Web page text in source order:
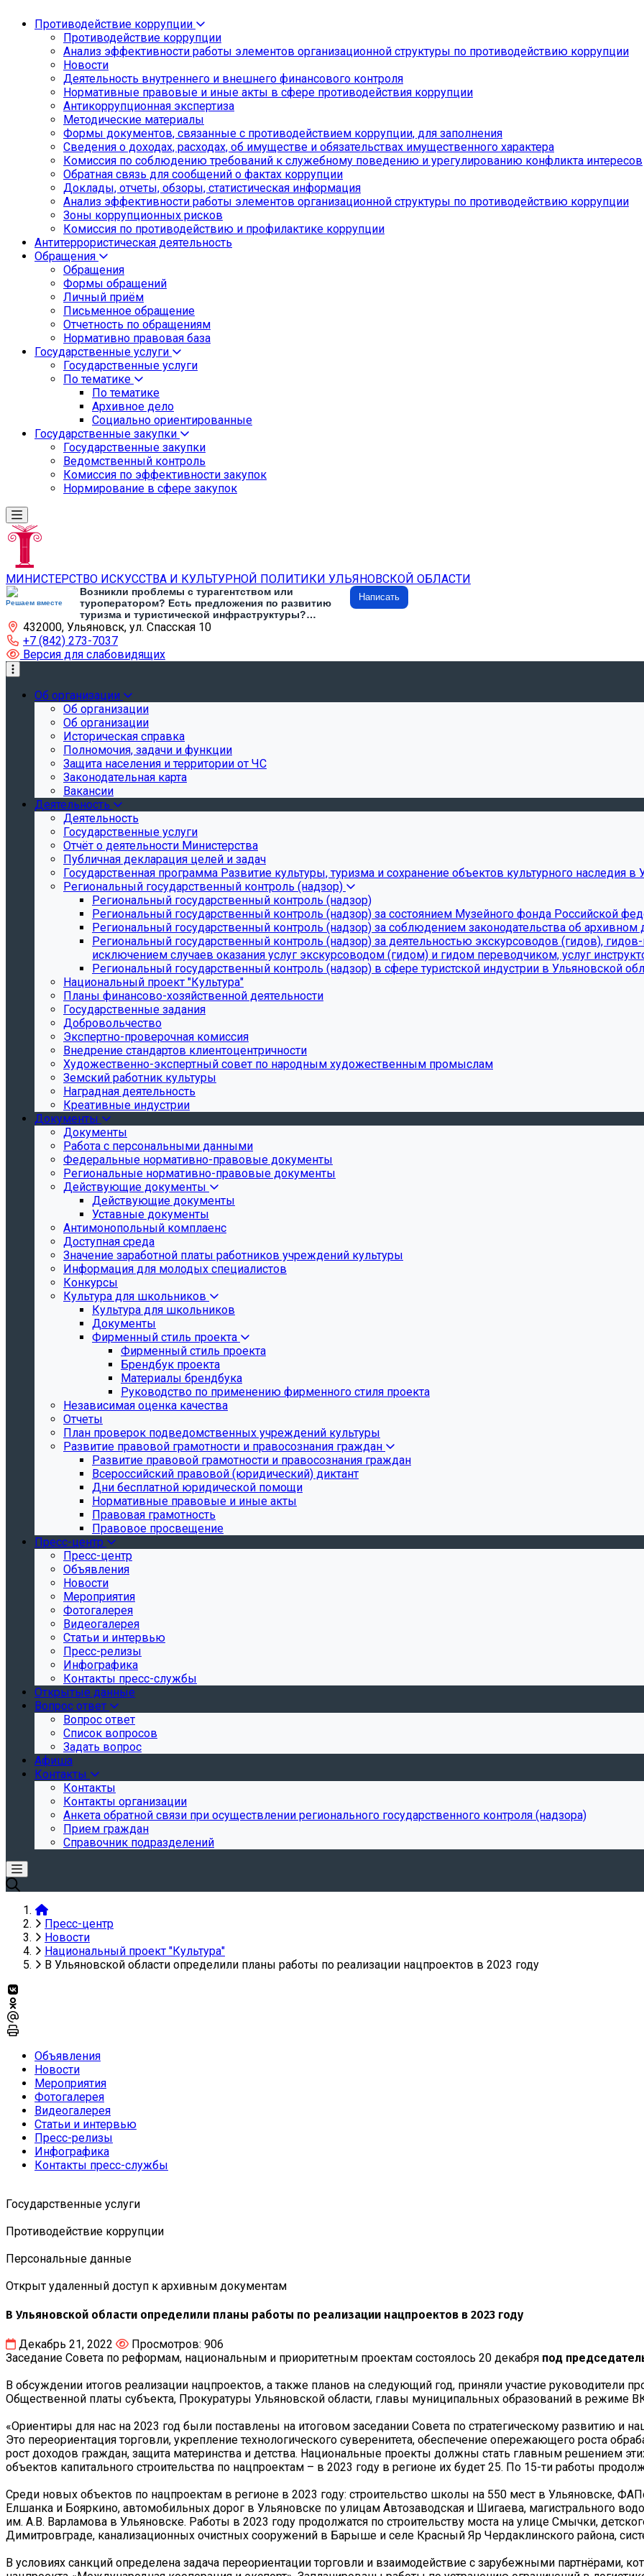
Противодействие коррупции
Противодействие коррупции
Анализ эффективности работы элементов организационной структуры по противодействию коррупции
Новости
Деятельность внутреннего и внешнего финансового контроля
Нормативные правовые и иные акты в сфере противодействия коррупции
Антикоррупционная экспертиза
Методические материалы
Формы документов, связанные с противодействием коррупции, для заполнения
Сведения о доходах, расходах, об имуществе и обязательствах имущественного характера
Комиссия по соблюдению требований к служебному поведению и урегулированию конфликта интересов
Обратная связь для сообщений о фактах коррупции
Доклады, отчеты, обзоры, статистическая информация
Анализ эффективности работы элементов организационной структуры по противодействию коррупции
Зоны коррупционных рисков
Комиссия по противодействию и профилактике коррупции
Антитеррористическая деятельность
Обращения
Обращения
Формы обращений
Личный приём
Письменное обращение
Отчетность по обращениям
Нормативно правовая база
Государственные услуги
Государственные услуги
По тематике
По тематике
Архивное дело
Социально ориентированные
Государственные закупки
Государственные закупки
Ведомственный контроль
Комиссия по эффективности закупок
Нормирование в сфере закупок
МИНИСТЕРСТВО ИСКУССТВА И КУЛЬТУРНОЙ ПОЛИТИКИ УЛЬЯНОВСКОЙ ОБЛАСТИ
Решаем вместе
Возникли проблемы с турагентством или
туроператором? Есть предложения по развитию
туризма и туристической инфраструктуры?
Напишите об этом
Написать
432000, Ульяновск, ул. Спасская 10
+7 (842) 273-7037
Версия для слабовидящих
Об организации
Об организации
Об организации
Историческая справка
Полномочия, задачи и функции
Защита населения и территории от ЧС
Законодательная карта
Вакансии
Деятельность
Деятельность
Государственные услуги
Отчёт о деятельности Министерства
Публичная декларация целей и задач
Государственная программа Развитие культуры, туризма и сохранение объектов культурного наследия в
Региональный государственный контроль (надзор)
Региональный государственный контроль (надзор)
Региональный государственный контроль (надзор) за состоянием Музейного фонда Российской
Региональный государственный контроль (надзор) за соблюдением законодательства об архивном
Региональный государственный контроль (надзор) за деятельностью экскурсоводов (гидов),
исключением случаев оказания услуг экскурсоводом (гидом) и гидом переводчиком, услуг
Региональный государственный контроль (надзор) в сфере туристской индустрии в Ульяновской
Национальный проект "Культура"
Планы финансово-хозяйственной деятельности
Государственные задания
Добровольчество
Экспертно-проверочная комиссия
Внедрение стандартов клиентоцентричности
Художественно-экспертный совет по народным художественным промыслам
Земский работник культуры
Наградная деятельность
Креативные индустрии
Документы
Документы
Работа с персональными данными
Федеральные нормативно-правовые документы
Региональные нормативно-правовые документы
Действующие документы
Действующие документы
Уставные документы
Антимонопольный комплаенс
Доступная среда
Значение заработной платы работников учреждений культуры
Информация для молодых специалистов
Конкурсы
Культура для школьников
Культура для школьников
Документы
Фирменный стиль проекта
Фирменный стиль проекта
Брендбук проекта
Материалы брендбука
Руководство по применению фирменного стиля проекта
Независимая оценка качества
Отчеты
План проверок подведомственных учреждений культуры
Развитие правовой грамотности и правосознания граждан
Развитие правовой грамотности и правосознания граждан
Всероссийский правовой (юридический) диктант
Дни бесплатной юридической помощи
Нормативные правовые и иные акты
Правовая грамотность
Правовое просвещение
Пресс-центр
Пресс-центр
Объявления
Новости
Мероприятия
Фотогалерея
Видеогалерея
Статьи и интервью
Пресс-релизы
Инфографика
Контакты пресс-службы
Открытые данные
Вопрос ответ
Вопрос ответ
Список вопросов
Задать вопрос
Афиша
Контакты
Контакты
Контакты организации
Анкета обратной связи при осуществлении регионального государственного контроля (надзора)
Прием граждан
Справочник подразделений
Пресс-центр
Новости
Национальный проект "Культура"
В Ульяновской области определили планы работы по реализации нацпроектов в 2023 году
Объявления
Новости
Мероприятия
Фотогалерея
Видеогалерея
Статьи и интервью
Пресс-релизы
Инфографика
Контакты пресс-службы
Государственные услуги
Противодействие коррупции
Персональные данные
Открыт удаленный доступ к архивным документам
В Ульяновской области определили планы работы по реализации нацпроектов в 2023 году
Декабрь 21, 2022
Просмотров: 906
Заседание Совета по реформам, национальным и приоритетным проектам состоялось 20 декабря под
В обсуждении итогов реализации нацпроектов, а также планов на следующий год, приняли участие руководители
Общественной платы субъекта, Прокуратуры Ульяновской области, главы муниципальных образований в режиме
«Ориентиры для нас на 2023 год были поставлены на итоговом заседании Совета по стратегическому развитию и
Это переориентация торговли, укрепление технологического суверенитета, обеспечение опережающего роста
рост доходов граждан, защита материнства и детства. Национальные проекты должны стать главным решением
объектов капитального строительства по нацпроектам – в 2023 году в регионе их будет 25. По 15-ти работы
Среди новых объектов по нацпроектам в регионе в 2023 году: строительство школы на 550 мест в Ульяновске,
Елшанка и Бояркино, автомобильных дорог в Ульяновске по улицам Автозаводская и Шигаева, магистрального
им. А.В. Варламова в Ульяновске. Работы в 2023 году продолжатся по строительству моста на улице Смычки,
Димитровграде, канализационных очистных сооружений в Барыше и селе Красный Яр Чердаклинского района,
В условиях санкций определена задача переориентации торговли и взаимодействие с зарубежными партнёрами,